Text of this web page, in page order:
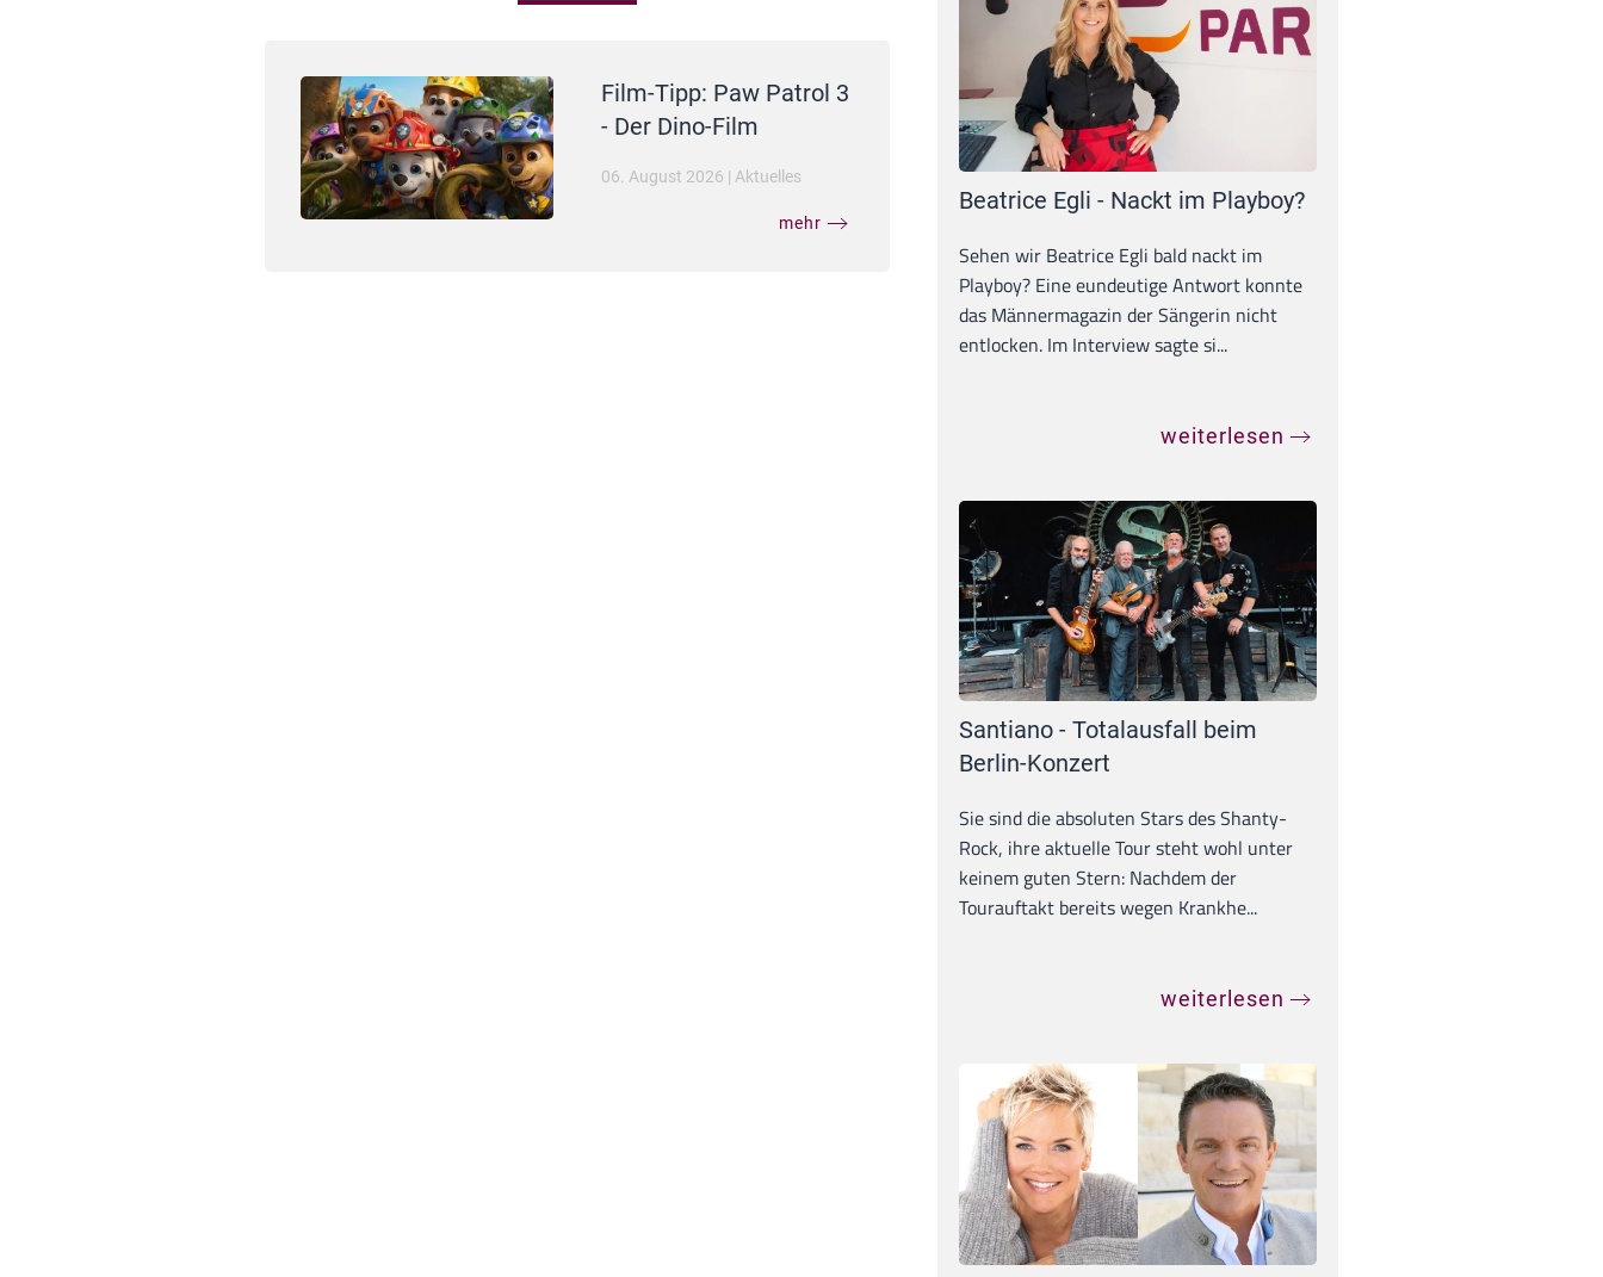
Film-Tipp: Paw Patrol 3
- Der Dino-Film
06. August 2026 | Aktuelles
mehr
Beatrice Egli - Nackt im Playboy?
Sehen wir Beatrice Egli bald nackt im
Playboy? Eine eundeutige Antwort konnte
das Männermagazin der Sängerin nicht
entlocken. Im Interview sagte si...
weiterlesen
Santiano - Totalausfall beim
Berlin-Konzert
Sie sind die absoluten Stars des Shanty-
Rock, ihre aktuelle Tour steht wohl unter
keinem guten Stern: Nachdem der
Tourauftakt bereits wegen Krankhe...
weiterlesen